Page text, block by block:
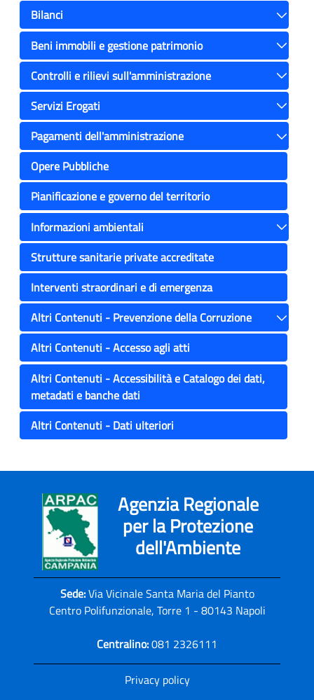
Bilanci
Toggle
Beni immobili e gestione patrimonio
Toggle
Controlli e rilievi sull'amministrazione
Toggle
Servizi Erogati
Toggle
Pagamenti dell'amministrazione
Toggle
Opere Pubbliche
Pianificazione e governo del territorio
Informazioni ambientali
Toggle
Strutture sanitarie private accreditate
Interventi straordinari e di emergenza
Altri Contenuti - Prevenzione della Corruzione
Toggle
Altri Contenuti - Accesso agli atti
Altri Contenuti - Accessibilità e Catalogo dei dati,
metadati e banche dati
Altri Contenuti - Dati ulteriori
Agenzia Regionale
per la Protezione
dell'Ambiente
Sede:Via Vicinale Santa Maria del Pianto
Centro Polifunzionale, Torre 1 - 80143 Napoli
Centralino:081 2326111
Privacy policy